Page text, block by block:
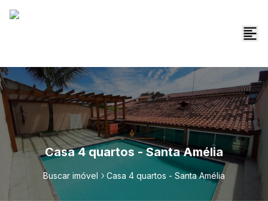
Casa 4 quartos - Santa Amélia
Buscar imóvel Casa 4 quartos - Santa Amélia